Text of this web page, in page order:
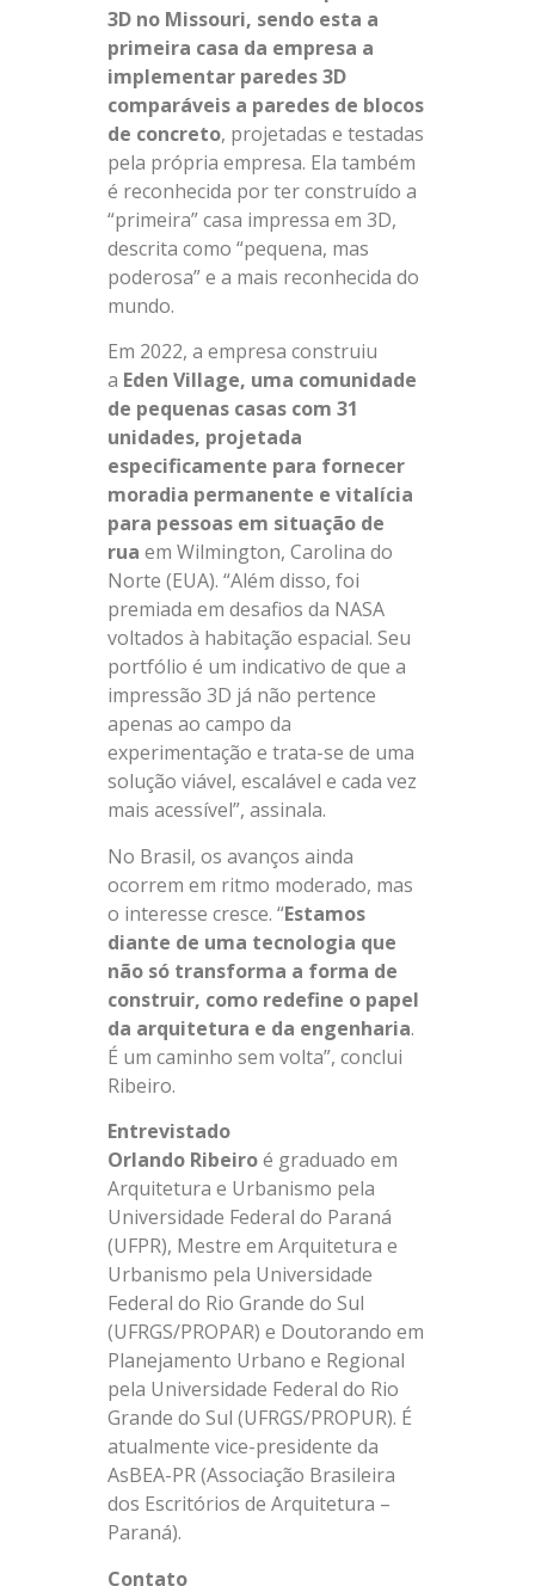
3D no Missouri, sendo esta a
primeira casa da empresa a
implementar paredes 3D
comparáveis a paredes de blocos
de concreto, projetadas e testadas
pela própria empresa. Ela também
é reconhecida por ter construído a
“primeira” casa impressa em 3D,
descrita como “pequena, mas
poderosa” e a mais reconhecida do
mundo.
Em 2022, a empresa construiu
a Eden Village, uma comunidade
de pequenas casas com 31
unidades, projetada
especificamente para fornecer
moradia permanente e vitalícia
para pessoas em situação de
rua em Wilmington, Carolina do
Norte (EUA). “Além disso, foi
premiada em desafios da NASA
voltados à habitação espacial. Seu
portfólio é um indicativo de que a
impressão 3D já não pertence
apenas ao campo da
experimentação e trata-se de uma
solução viável, escalável e cada vez
mais acessível”, assinala.
No Brasil, os avanços ainda
ocorrem em ritmo moderado, mas
o interesse cresce. “Estamos
diante de uma tecnologia que
não só transforma a forma de
construir, como redefine o papel
da arquitetura e da engenharia.
É um caminho sem volta”, conclui
Ribeiro.
Entrevistado
Orlando Ribeiroé graduado em
Arquitetura e Urbanismo pela
Universidade Federal do Paraná
(UFPR), Mestre em Arquitetura e
Urbanismo pela Universidade
Federal do Rio Grande do Sul
(UFRGS/PROPAR) e Doutorando em
Planejamento Urbano e Regional
pela Universidade Federal do Rio
Grande do Sul (UFRGS/PROPUR). É
atualmente vice-presidente da
AsBEA-PR (Associação Brasileira
dos Escritórios de Arquitetura –
Paraná).
Contato